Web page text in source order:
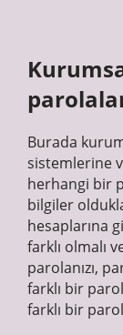
Burada
sistemlerine
herhangi bir
bilgiler
hesaplarına
farklı olmalı
parolanızı,
farklı bir
farklı bir